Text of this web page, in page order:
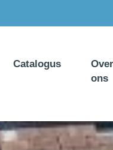
Catalogus
Over
ons